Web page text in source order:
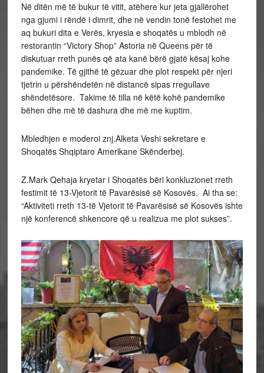
Në ditën më të bukur të vitit, atëhere kur jeta gjallërohet
nga gjumi i rëndë i dimrit, dhe në vendin tonë festohet me
aq bukuri dita e Verës, kryesia e shoqatës u mblodh në
restorantin “Victory Shop” Astoria në Queens për të
diskutuar rreth punës që ata kanë bërë gjatë kësaj kohe
pandemike. Të gjithë të gëzuar dhe plot respekt për njeri
tjetrin u përshëndetën në distancë sipas rregullave
shëndetësore. Takime të tilla në këtë kohë pandemike
bëhen dhe më të dashura dhe më me kuptim.
Mbledhjen e moderoi znj.Alketa Veshi sekretare e
Shoqatës Shqiptaro Amerikane Skënderbej.
Z.Mark Qehaja kryetar i Shoqatës bëri konkluzionet rreth
festimit të 13-Vjetorit të Pavarësisë së Kosovës. Ai tha se:
“Aktiviteti rreth 13-të Vjetorit të Pavarësisë së Kosovës ishte
një konferencë shkencore që u realizua me plot sukses”.